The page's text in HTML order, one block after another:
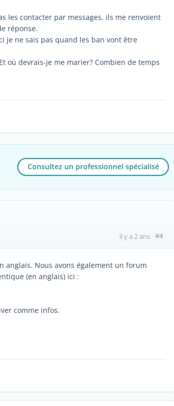
les contacter par messages, ils me renvoient
réponse.
je ne sais pas quand les ban vont être
où devrais-je me marier? Combien de temps
Consultez un professionnel spécialisé
il y a 2 ans #4
anglais. Nous avons également un forum
(en anglais) ici :
comme infos.